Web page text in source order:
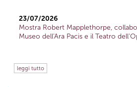
23/07/2026
Mostra Robert Mapplethorpe,
Museo dell'Ara Pacis e il Teatro
leggi tutto